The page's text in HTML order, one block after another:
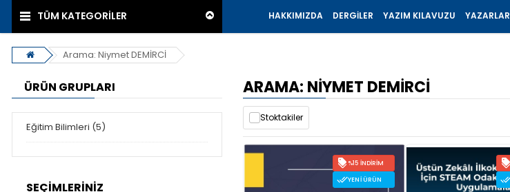
TÜM KATEGORİLER YAZARLAR
YAZIM KILAVUZU
DERGILER
HAKKIMIZDA
Arama: Niymet DEMİRCİ
ÜRÜN GRUPLARI
Eğitim Bilimleri (5)
SEÇIMLERINIZ
ARAMA: NIYMET DEMİRCİ
Stoktakiler
%15 İNDIRIM
YENI ÜRÜN